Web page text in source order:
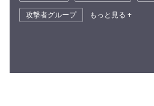
攻撃者グループ
もっと見る +